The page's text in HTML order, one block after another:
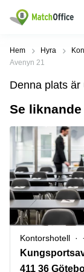
Hyra / hyra ut
Kategorier
Kontor
Kontorshotell
Coworking
Lagerlokaler
Industrilokaler
Butikslokaler
Verkstad
Mötesrum
Populära
Städer
Stockholm
Göteborg
Malmö
Uppsala
Norrköping
Östermalm
Skåne
Älvsjö
Populära
sökningar
Kontorshotell
Stockholm
Hyra lokal
Stockholm
Kontorshotell
Göteborg
Coworking
Stockholm
Kontorshotell
Malmö
Hjälp
Om oss
Bli hyresvärd
Pris
Logga in
Hem Hyra
Avenyn 21
Denna plats är
Se
Kontorshotell
411 36